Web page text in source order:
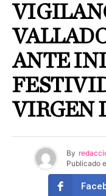
ANTE
VIRGEN
By
Publicado